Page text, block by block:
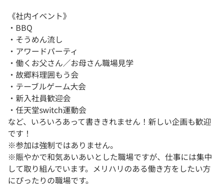
《社内イベント》
・BBQ
・そうめん流し
・アワードパーティ
・働くお父さん／お母さん職場見学
・故郷料理囲もう会
・テーブルゲーム大会
・新入社員歓迎会
・任天堂switch運動会
など、いろいろあって書ききれません！新しい企画も歓迎
です！
※参加は強制ではありません。
※賑やかで和気あいあいとした職場ですが、仕事には集中
して取り組んでいます。メリハリのある働き方をしたい方
にぴったりの職場です。